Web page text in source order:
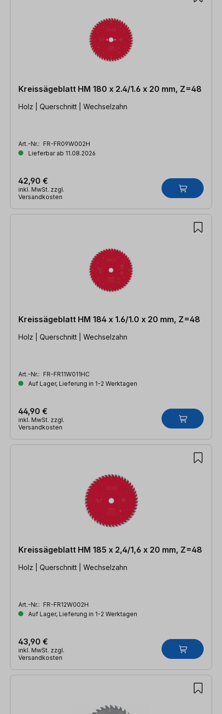
Kreissägeblatt HM 180 x 2.4/1.6 x 20 mm, Z=48
Holz | Querschnitt | Wechselzahn
Art.-Nr.: FR-FR09W002H
Lieferbar ab 11.08.2026
42,90 €
inkl. MwSt. zzgl.
Versandkosten
Kreissägeblatt HM 184 x 1.6/1.0 x 20 mm, Z=48
Holz | Querschnitt | Wechselzahn
Art.-Nr.: FR-FR11W011HC
Auf Lager, Lieferung in 1-2 Werktagen
44,90 €
inkl. MwSt. zzgl.
Versandkosten
Kreissägeblatt HM 185 x 2,4/1,6 x 20 mm, Z=48
Holz | Querschnitt | Wechselzahn
Art.-Nr.: FR-FR12W002H
Auf Lager, Lieferung in 1-2 Werktagen
43,90 €
inkl. MwSt. zzgl.
Versandkosten